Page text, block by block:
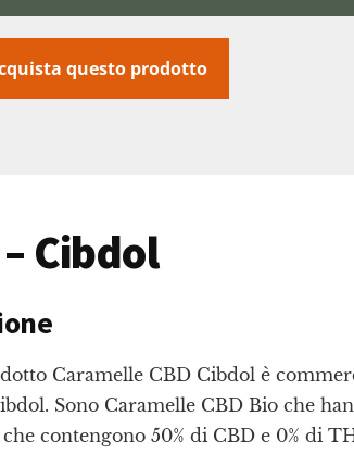
questo prodotto
Cibdol
Caramelle CBD Cibdol è
Sono Caramelle CBD Bio che
contengono 50% di CBD e 0% di